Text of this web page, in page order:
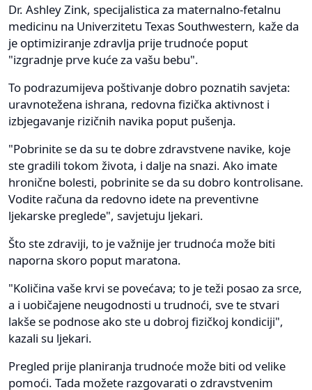
Dr. Ashley Zink, specijalistica za maternalno-fetalnu
medicinu na Univerzitetu Texas Southwestern, kaže da
je optimiziranje zdravlja prije trudnoće poput
"izgradnje prve kuće za vašu bebu".
To podrazumijeva poštivanje dobro poznatih savjeta:
uravnotežena ishrana, redovna fizička aktivnost i
izbjegavanje rizičnih navika poput pušenja.
"Pobrinite se da su te dobre zdravstvene navike, koje
ste gradili tokom života, i dalje na snazi. Ako imate
hronične bolesti, pobrinite se da su dobro kontrolisane.
Vodite računa da redovno idete na preventivne
ljekarske preglede", savjetuju ljekari.
Što ste zdraviji, to je važnije jer trudnoća može biti
naporna skoro poput maratona.
"Količina vaše krvi se povećava; to je teži posao za srce,
a i uobičajene neugodnosti u trudnoći, sve te stvari
lakše se podnose ako ste u dobroj fizičkoj kondiciji",
kazali su ljekari.
Pregled prije planiranja trudnoće može biti od velike
pomoći. Tada možete razgovarati o zdravstvenim